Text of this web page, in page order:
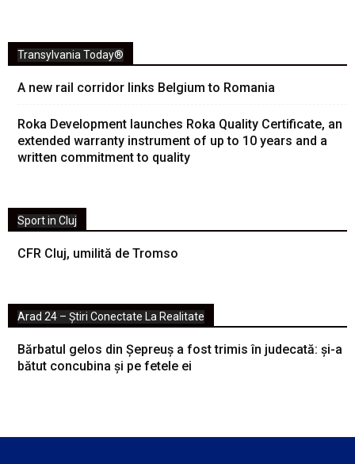
Transylvania Today®
A new rail corridor links Belgium to Romania
Roka Development launches Roka Quality Certificate, an
extended warranty instrument of up to 10 years and a
written commitment to quality
Sport in Cluj
CFR Cluj, umilită de Tromso
Arad 24 – Știri Conectate La Realitate
Bărbatul gelos din Șepreuș a fost trimis în judecată: și-a
bătut concubina și pe fetele ei